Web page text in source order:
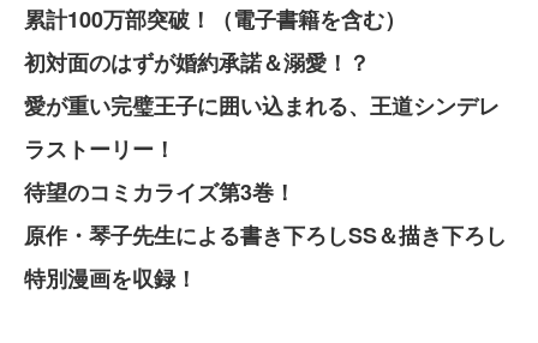
累計100万部突破！（電子書籍を含む）
初対面のはずが婚約承諾＆溺愛！？
愛が重い完璧王子に囲い込まれる、王道シンデレ
ラストーリー！
待望のコミカライズ第3巻！
原作・琴子先生による書き下ろしSS＆描き下ろし
特別漫画を収録！